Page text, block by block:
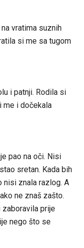
vratima suznih
si me sa tugom
i patnji. Rodila si
me i dočekala
pao na oči. Nisi
sretan. Kada bih
nisi znala razlog. A
ne znaš zašto.
prije
nego što se